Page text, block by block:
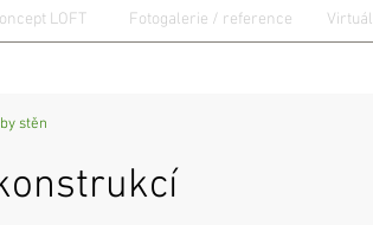
LOFT Fotogalerie / reference
stěn